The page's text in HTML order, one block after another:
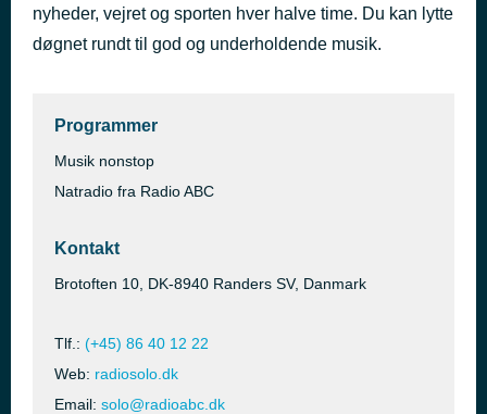
Kun gode sange!
Radio SOLO
for 38 minutter siden
nyheder, vejret og sporten hver halve time. Du kan lytte
døgnet rundt til god og underholdende musik.
Programmer
Musik nonstop
Natradio fra Radio ABC
Kontakt
Brotoften 10, DK-8940 Randers SV, Danmark
Tlf.: (+45) 86 40 12 22
Web: radiosolo.dk
Email: solo@radioabc.dk